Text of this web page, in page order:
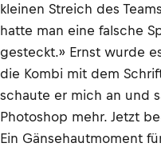
kleinen Streich des
hatte man eine falsche
gesteckt.» Ernst wurde
die Kombi mit dem
schaute er mich an und
Photoshop mehr. Jetzt
Ein Gänsehautmoment